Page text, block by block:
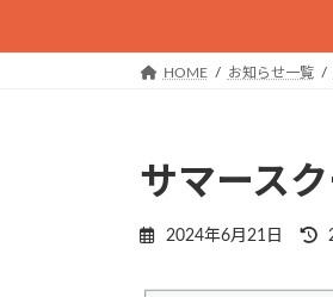
HOME お知らせ一覧
サマース
2024年6月21日